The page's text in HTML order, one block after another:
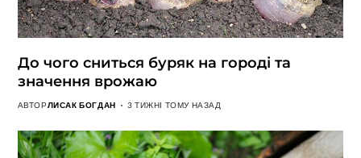
До чого сниться буряк на городі та
значення врожаю
АВТОРЛИСАК БОГДАН 3 ТИЖНІ ТОМУ НАЗАД